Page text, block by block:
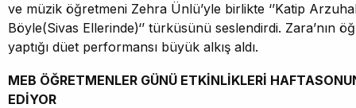
ve müzik öğretmeni Zehra Ünlü’yle birlikte ‘’Katip
Böyle(Sivas Ellerinde)‘’ türküsünü seslendirdi. Zara’nın
yaptığı düet performansı büyük alkış aldı.
MEB ÖĞRETMENLER GÜNÜ ETKİNLİKLERİ
EDİYOR